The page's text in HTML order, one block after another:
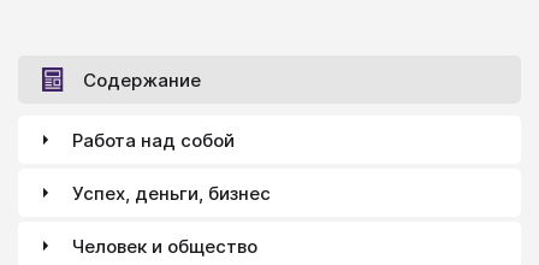
Содержание
Работа над собой
Успех, деньги, бизнес
Человек и общество